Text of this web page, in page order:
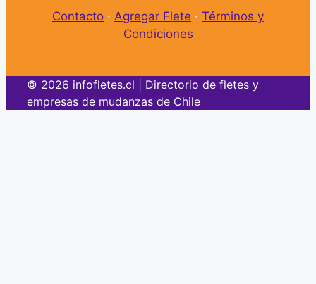
Contacto · Agregar Flete · Términos y
Condiciones
© 2026 infofletes.cl | Directorio de fletes y
empresas de mudanzas de Chile